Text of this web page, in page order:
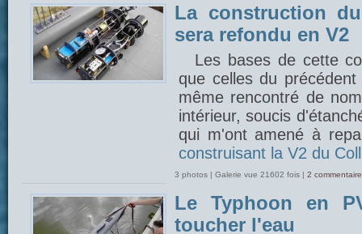
La construction
sera refondu en V2
Les bases de cette
que celles du
même rencontré de
intérieur, soucis
qui m'ont amené à
construisant la V2 du
3 photos | Galerie vue 21602 fois | 2
Le Typhoon en
toucher l'eau